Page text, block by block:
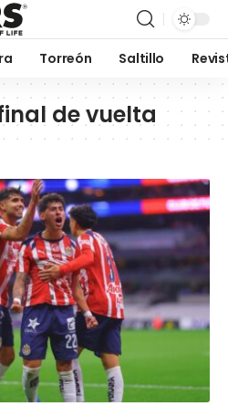
Torreón Saltillo
de vuelta